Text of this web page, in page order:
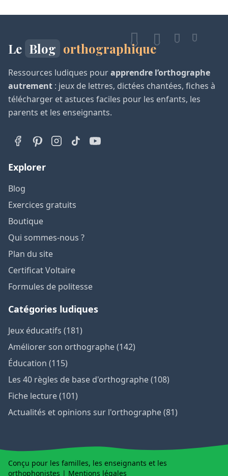
Le Blog orthographique
Ressources ludiques pourapprendre l’orthographe
autrement : jeux de lettres, dictées chantées, fiches à
télécharger et astuces faciles pour les enfants, les
parents et les enseignants.
Explorer
Blog
Exercices gratuits
Boutique
Qui sommes-nous ?
Plan du site
Certificat Voltaire
Formules de politesse
Catégories ludiques
Jeux éducatifs (181)
Améliorer son orthographe (142)
Éducation (115)
Les 40 règles de base d'orthographe (108)
Fiche lecture (101)
Actualités et opinions sur l'orthographe (81)
Conçu pour les familles, les enseignants et les
orthophonistes | Mentions légales